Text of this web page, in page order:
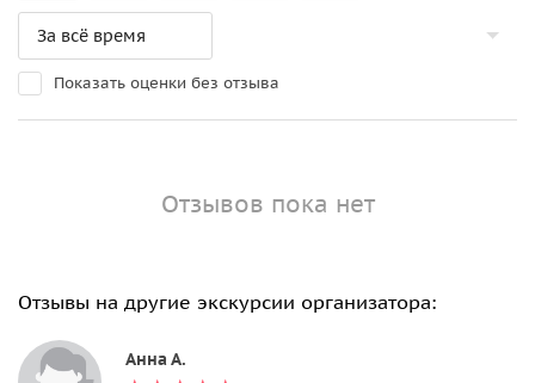
Показать оценки без отзыва
Отзывов пока нет
Отзывы на другие экскурсии организатора:
Анна А.